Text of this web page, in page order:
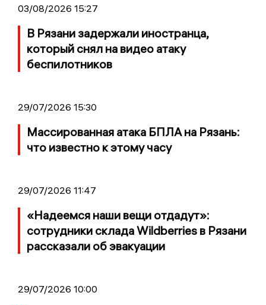
03/08/2026 15:27
В Рязани задержали иностранца,
который снял на видео атаку
беспилотников
29/07/2026 15:30
Массированная атака БПЛА на Рязань:
что известно к этому часу
29/07/2026 11:47
«Надеемся наши вещи отдадут»:
сотрудники склада Wildberries в Рязани
рассказали об эвакуации
29/07/2026 10:00